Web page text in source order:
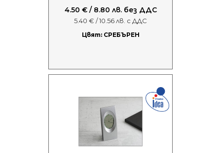
4.50 € / 8.80 лв. без ДДС
5.40 € / 10.56 лв. с ДДС
Цвят: СРЕБЪРЕН